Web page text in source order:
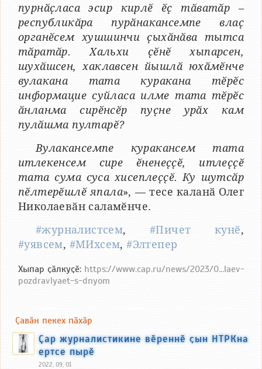
пурнӑҫласа эсир кирлӗ ӗҫ тӑватӑр –
республикӑра пурӑнакансемпе влаҫ
органӗсем хушшинчи ҫыхӑнӑва тытса
тӑратӑр. Хальхи ҫӗнӗ хыпарсен,
шухӑшсен, хаклавсен йышлӑ юхӑмӗнче
вулакана тата куракана тӗрӗс
информацие суйласа илме тата тӗрӗс
ӑнланма сирӗнсӗр пуҫне урӑх кам
пулӑшма пултарӗ?
Вулакансемпе куракансем тата
итлекенсем сире ӗненеҫҫӗ, итлеҫҫӗ
тата сума суса хисеплеҫҫӗ. Ку шутсӑр
пӗлтерӗшлӗ япала», — тесе каланӑ Олег
Николаевӑн саламӗнче.
#журналистсем,#Пичет кунӗ,
#уявсем, #МИхсем,#Элтепер
Хыпар ҫӑлкуҫӗ: https://www.cap.ru/news/2023/0...laev-
pozdravlyaet-s-dnyom
Ҫавӑн пекех пӑхӑр
Ҫар журналистикине вӗреннӗ ҫын НТРКна
ертсе пырӗ
2022, 09, 01